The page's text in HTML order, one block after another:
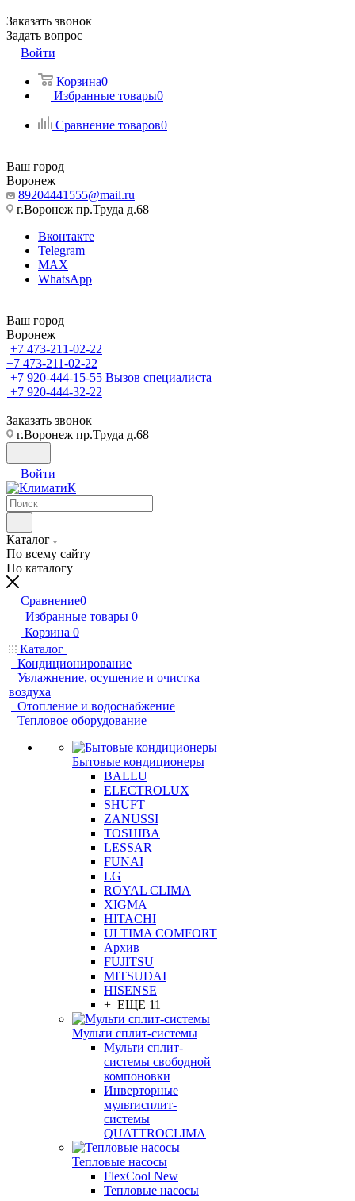
Заказать звонок
Задать вопрос
Войти
Корзина0
Избранные товары0
Сравнение товаров0
Ваш город
Воронеж
89204441555@mail.ru
г.Воронеж пр.Труда д.68
Вконтакте
Telegram
MAX
WhatsApp
Ваш город
Воронеж
+7 473-211-02-22
+7 473-211-02-22
+7 920-444-15-55 Вызов специалиста
+7 920-444-32-22
Заказать звонок
г.Воронеж пр.Труда д.68
Войти
Каталог
По всему сайту
По каталогу
Сравнение0
Избранные товары 0
Корзина 0
Каталог
Кондиционирование
Увлажнение, осушение и очистка
воздуха
Отопление и водоснабжение
Тепловое оборудование
Бытовые кондиционеры
BALLU
ELECTROLUX
SHUFT
ZANUSSI
TOSHIBA
LESSAR
FUNAI
LG
ROYAL CLIMA
XIGMA
HITACHI
ULTIMA COMFORT
Архив
FUJITSU
MITSUDAI
HISENSE
+ ЕЩЕ 11
Мульти сплит-системы
Мульти сплит-
системы свободной
компоновки
Инверторные
мультисплит-
системы
QUATTROCLIMA
Тепловые насосы
FlexCool New
Тепловые насосы